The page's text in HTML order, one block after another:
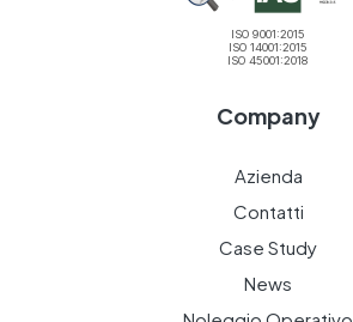
ISO 9001:2015
ISO 14001:2015
ISO 45001:2018
Company
Azienda
Contatti
Case Study
News